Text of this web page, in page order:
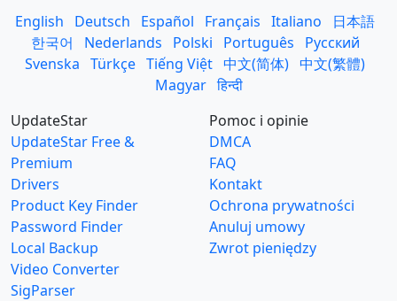
English Deutsch Español Français Italiano
日本語
한국어
Nederlands Polski Português
Русский
Svenska Türkçe Tiếng Việt 中文(简体) 中文(繁體)
Magyar हिन्दी
UpdateStar
UpdateStar Free &
Premium
Drivers
Product Key Finder
Password Finder
Local Backup
Video Converter
SigParser
Pomoc i opinie
DMCA
FAQ
Kontakt
Ochrona prywatności
Anuluj umowy
Zwrot pieniędzy